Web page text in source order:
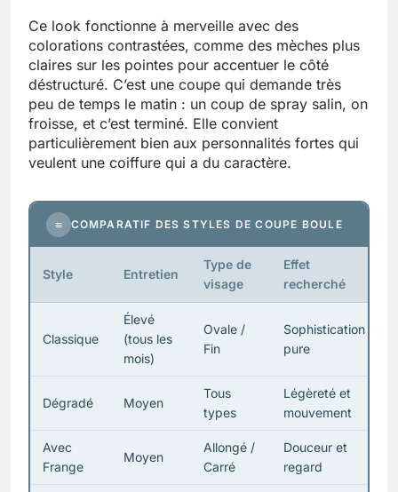
Ce look fonctionne à merveille avec des
colorations contrastées, comme des mèches plus
claires sur les pointes pour accentuer le côté
déstructuré. C’est une coupe qui demande très
peu de temps le matin : un coup de spray salin, on
froisse, et c’est terminé. Elle convient
particulièrement bien aux personnalités fortes qui
veulent une coiffure qui a du caractère.
≡ COMPARATIF DES STYLES DE COUPE BOULE
Style Entretien
Type de
visage
Effet
recherché
Classique
Élevé
(tous les
mois)
Ovale /
Fin
Sophistication
pure
Dégradé Moyen
Tous
types
Légèreté et
mouvement
Avec
Frange
Moyen
Allongé /
Carré
Douceur et
regard